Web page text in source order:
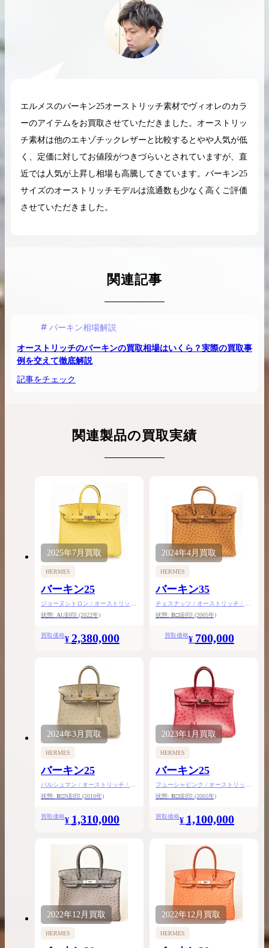
エルメスのバーキン25オーストリッチ素材でヴィオレのカラ
ーのアイテムをお買取させていただきました。オーストリッ
チ素材は他のエキゾチックレザーと比較するとやや人気が低
く、定価に対してお値段がつきづらいとされていますが、直
近では人気が上昇し相場も高騰してきています。バーキン25
サイズのオーストリッチモデルは流通数も少なく高くご評価
させていただきました。
関連記事
バーキン相場解説
オーストリッチのバーキンの買取相場はいくら？実際の買取事
例を交えて徹底解説
記事をチェック
関連製品の買取実績
2025年7月 買取
HERMES
バーキン25
ジョーヌシトロン / オーストリッチ
/ シルバー金具
状態: AU刻印 (2022年)
買取価格¥ 2,380,000
2024年4月 買取
HERMES
バーキン35
チェスナッツ / オーストリッチ / ゴ
ールド金具
状態: B□I刻印 (2005年)
買取価格¥ 700,000
2024年3月 買取
HERMES
バーキン25
パルシュマン / オーストリッチ / ゴ
ールド金具
状態: B□N刻印 (2010年)
買取価格¥ 1,310,000
2023年1月 買取
HERMES
バーキン25
フューシャピンク / オーストリッチ
/ シルバー金具
状態: B□I刻印 (2005年)
買取価格¥ 1,100,000
2022年12月 買取
HERMES
2022年12月 買取
HERMES